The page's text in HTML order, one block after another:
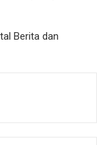
Berita dan